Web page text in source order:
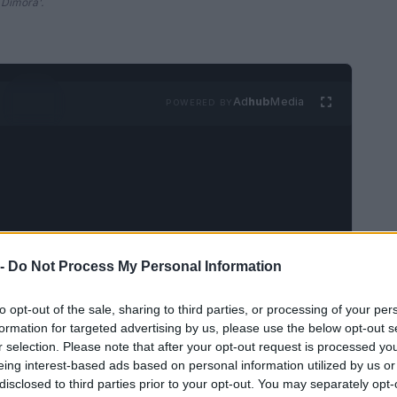
Do Not Process My Personal Information
opt-out of the sale, sharing to third parties, or processing of your
for targeted advertising by us, please use the below opt-out
selection. Please note that after your opt-out request is processed
interest-based ads based on personal information utilized by us
to third parties prior to your opt-out. You may separately
AdhubMedia
precedenti
e ricchezza culturale, si prepara ad
del turismo esperienziale. L’iniziativa “In
delle più affascinanti dimore storiche